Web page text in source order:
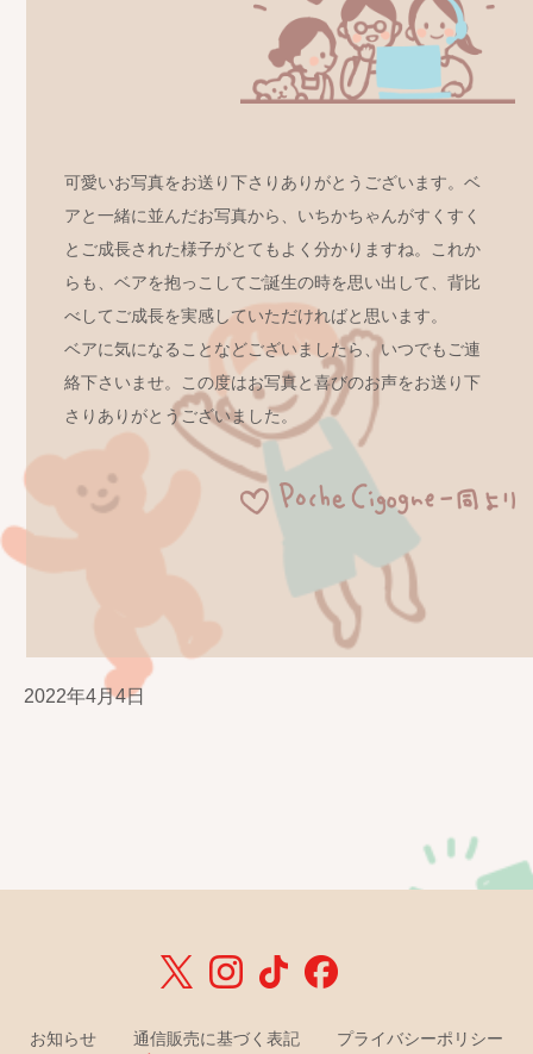
可愛いお写真をお送り下さりありがとうございます。ベ
アと一緒に並んだお写真から、いちかちゃんがすくすく
とご成長された様子がとてもよく分かりますね。これか
らも、ベアを抱っこしてご誕生の時を思い出して、背比
べしてご成長を実感していただければと思います。
ベアに気になることなどございましたら、いつでもご連
絡下さいませ。この度はお写真と喜びのお声をお送り下
さりありがとうございました。
2022年4月4日
お知らせ 通信販売に基づく表記 プライバシーポリシー